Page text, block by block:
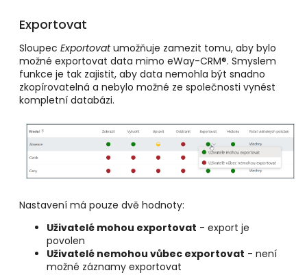
Exportovat
Sloupec Exportovatumožňuje zamezit tomu, aby bylo
možné exportovat data mimo eWay-CRM®. Smyslem
funkce je tak zajistit, aby data nemohla být snadno
zkopírovatelná a nebylo možné ze společnosti vynést
kompletní databázi.
Nastavení má pouze dvě hodnoty:
Uživatelé mohou exportovat - export je
povolen
Uživatelé nemohou vůbec exportovat - není
možné záznamy exportovat